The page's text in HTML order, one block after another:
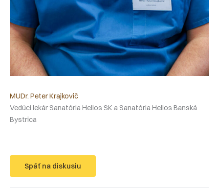
MUDr. Peter Krajkovič
Vedúci lekár Sanatória Helios SK a Sanatória Helios Banská
Bystrica
Späť na diskusiu